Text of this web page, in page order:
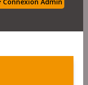
Connexion Admin